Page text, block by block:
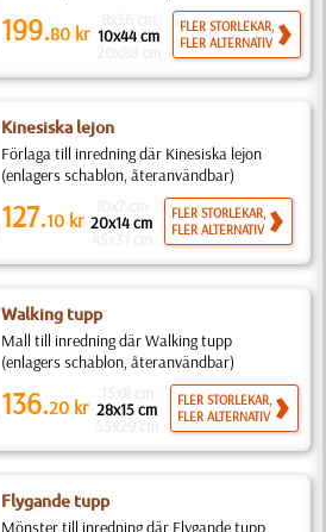
199.80 kr 10x44 cm
FLER STORLEKAR,
FLER ALTERNATIV
Kinesiska lejon
Förlaga till inredning där Kinesiska lejon
(enlagers schablon, återanvändbar)
127.10 kr 20x14 cm
FLER STORLEKAR,
FLER ALTERNATIV
Walking tupp
Mall till inredning där Walking tupp
(enlagers schablon, återanvändbar)
136.20 kr 28x15 cm
FLER STORLEKAR,
FLER ALTERNATIV
Flygande tupp
Mönster till inredning där Flygande tupp